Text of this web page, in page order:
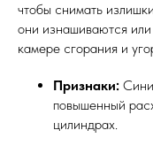
чтобы снимать
они изнашиваются
камере сгорания и
Признаки:
повышенный
цилиндрах.